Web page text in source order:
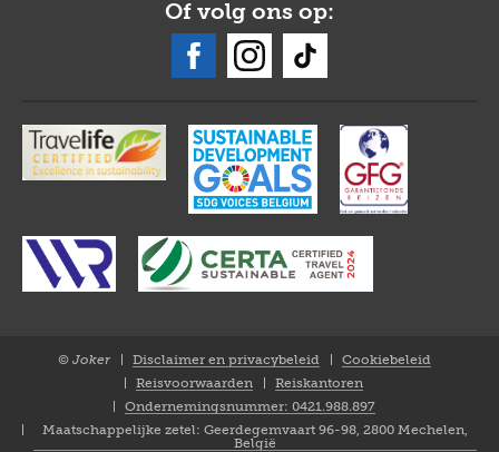
Of volg ons op:
© Joker
Disclaimer en privacybeleid
Cookiebeleid
Reisvoorwaarden
Reiskantoren
Ondernemingsnummer: 0421.988.897
Maatschappelijke zetel: Geerdegemvaart 96-98, 2800 Mechelen,
België